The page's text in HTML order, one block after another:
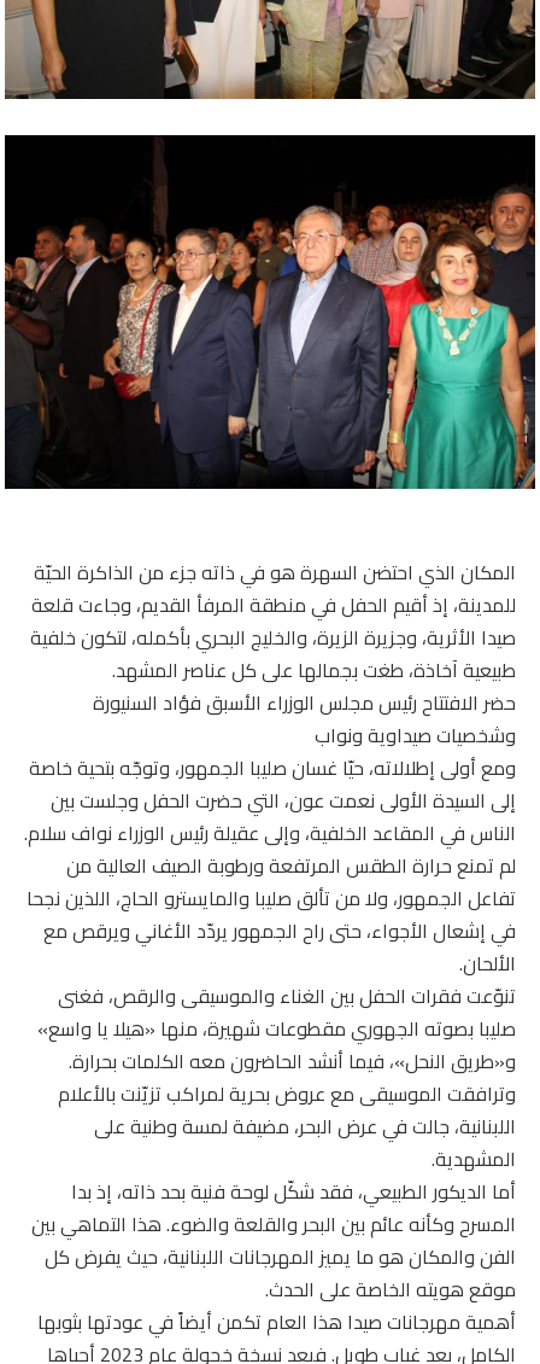
المكان الذي احتضن السهرة هو في ذاته جزء من الذاكرة الحيّة
للمدينة، إذ أقيم الحفل في منطقة المرفأ القديم، وجاءت قلعة
صيدا الأثرية، وجزيرة الزيرة، والخليج البحري بأكمله، لتكون خلفية
طبيعية آخاذة، طغت بجمالها على كل عناصر المشهد.
حضر الافتتاح رئيس مجلس الوزراء الأسبق فؤاد السنيورة
وشخصيات صيداوية ونواب
ومع أولى إطلالاته، حيّا غسان صليبا الجمهور، وتوجّه بتحية خاصة
إلى السيدة الأولى نعمت عون، التي حضرت الحفل وجلست بين
الناس في المقاعد الخلفية، وإلى عقيلة رئيس الوزراء نواف سلام.
لم تمنع حرارة الطقس المرتفعة ورطوبة الصيف العالية من
تفاعل الجمهور، ولا من تألق صليبا والمايسترو الحاج، اللذين نجحا
في إشعال الأجواء، حتى راح الجمهور يردّد الأغاني ويرقص مع
الألحان.
تنوّعت فقرات الحفل بين الغناء والموسيقى والرقص، فغنى
صليبا بصوته الجهوري مقطوعات شهيرة، منها «هيلا يا واسع»
و«طريق النحل»، فيما أنشد الحاضرون معه الكلمات بحرارة.
وترافقت الموسيقى مع عروض بحرية لمراكب تزيّنت بالأعلام
اللبنانية، جالت في عرض البحر، مضيفة لمسة وطنية على
المشهدية.
أما الديكور الطبيعي، فقد شكّل لوحة فنية بحد ذاته، إذ بدا
المسرح وكأنه عائم بين البحر والقلعة والضوء. هذا التماهي بين
الفن والمكان هو ما يميز المهرجانات اللبنانية، حيث يفرض كل
موقع هويته الخاصة على الحدث.
أهمية مهرجانات صيدا هذا العام تكمن أيضاً في عودتها بثوبها
الكامل، بعد غياب طويل. فبعد نسخة خجولة عام 2023 أحياها